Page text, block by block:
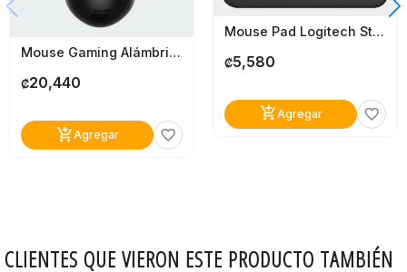
Mouse Gaming Alámbrico Endgame Gear Xm1r
₡20,440
add_shopping_cartAgregar favorite_border
Mouse Pad Logitech Studio Series Graphite
₡5,580
add_shopping_cartAgregar favorite_border
CLIENTES QUE VIERON ESTE PRODUCTO TAMBIÉN